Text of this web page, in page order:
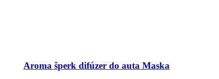
Aroma šperk difúzer do auta Maska